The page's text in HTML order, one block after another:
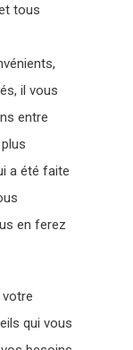
tous
il vous
entre
a été faite
en ferez
qui vous